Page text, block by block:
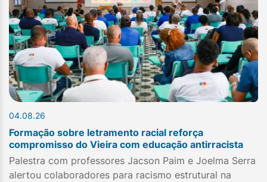
04.08.26
Formação sobre letramento racial reforça
compromisso do Vieira com educação antirracista
Palestra com professores Jacson Paim e Joelma Serra
alertou colaboradores para racismo estrutural na